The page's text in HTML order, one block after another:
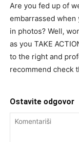
Are you fed up of
embarrassed
in photos? Well,
as you TAKE
to the right and
recommend check
Ostavite odgovor